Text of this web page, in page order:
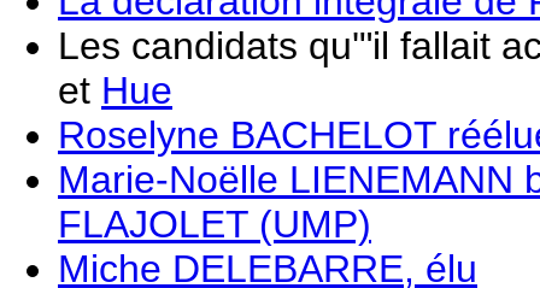
Les candidats qu'"il fallait
et Hue
Roselyne BACHELOT
Marie-Noëlle LIENEMANN
FLAJOLET (UMP)
Miche DELEBARRE, élu